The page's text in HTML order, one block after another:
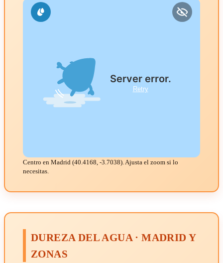
Centro en Madrid (40.4168, -3.7038). Ajusta el zoom si lo
necesitas.
DUREZA DEL AGUA · MADRID Y
ZONAS